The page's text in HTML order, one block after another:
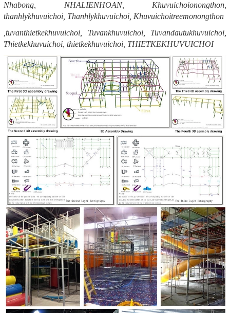
Nhabong, NHALIENHOAN, Khuvuichoionongthon,
thanhlykhuvuichoi, Thanhlykhuvuichoi, Khuvuichoitreemonongthon
,tuvanthietkekhuvuichoi, Tuvankhuvuichoi, Tuvandautukhuvuichoi,
Thietkekhuvuichoi, thietkekhuvuichoi, THIETKEKHUVUICHOI